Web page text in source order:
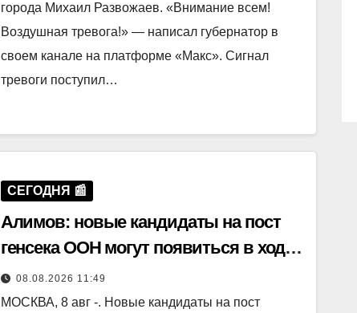
города Михаил Развожаев. «Внимание всем!
Воздушная тревога!» — написал губернатор в
своем канале на платформе «Макс». Сигнал
тревоги поступил…
СЕГОДНЯ 📰
Алимов: новые кандидаты на пост
генсека ООН могут появиться в ходе
голосования
08.08.2026 11:49
МОСКВА, 8 авг -. Новые кандидаты на пост